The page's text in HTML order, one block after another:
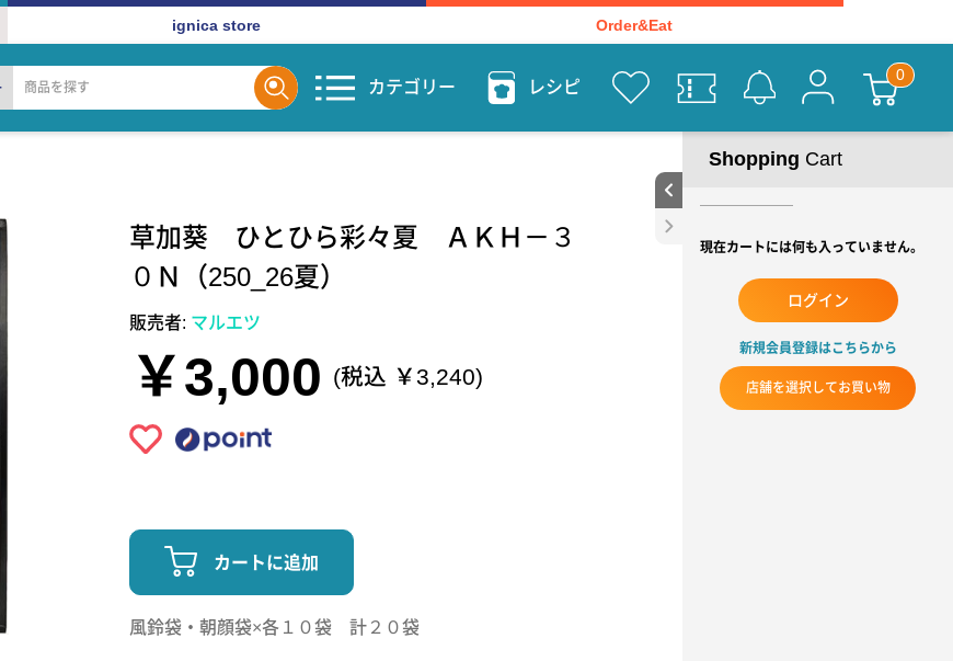
ignica store Order&Eat
カテゴリー レシピ
草加葵 ひとひら彩々夏 ＡＫＨ－３
０Ｎ（250_26夏）
販売者: マルエツ
￥3,000 (税込 ￥3,240)
カートに追加
風鈴袋・朝顔袋×各１０袋 計２０袋
Shopping Cart
現在カートには何も入っていません。
ログイン
新規会員登録はこちらから
店舗を選択してお買い物